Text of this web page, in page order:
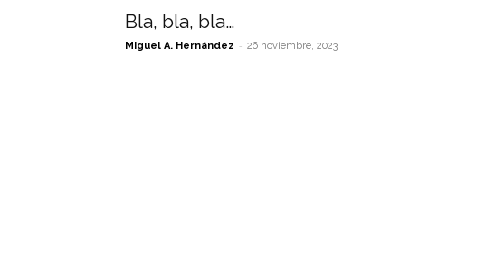
Bla, bla, bla…
Miguel A. Hernández - 26 noviembre, 2023